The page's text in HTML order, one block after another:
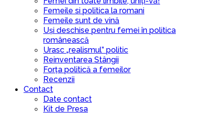
Femeile si politica la romani
Femeile sunt de vină
Uși deschise pentru femei în politica
românească
Urasc „realismul” politic
Reinventarea Stângii
Forța politică a femeilor
Recenzii
Contact
Date contact
Kit de Presa